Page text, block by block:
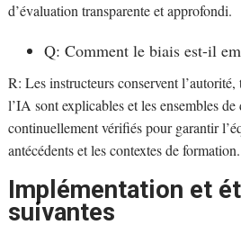
d’évaluation transparente et approfondi.
Q: Comment le biais est-il
R: Les instructeurs conservent
l’IA sont explicables et les ensembles de
continuellement vérifiés pour garantir
antécédents et les contextes de formation.
Implémentation et
suivantes